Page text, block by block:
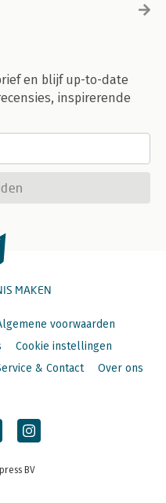
en blijf up-to-date
inspirerende
MAKEN
voorwaarden
Cookie instellingen
& Contact Over ons
BV